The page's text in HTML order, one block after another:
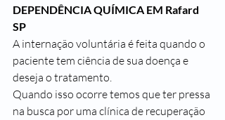
DEPENDÊNCIA QUÍMICA EM Rafard
SP
A internação voluntária é feita quando o
paciente tem ciência de sua doença e
deseja o tratamento.
Quando isso ocorre temos que ter pressa
na busca por uma clínica de recuperação